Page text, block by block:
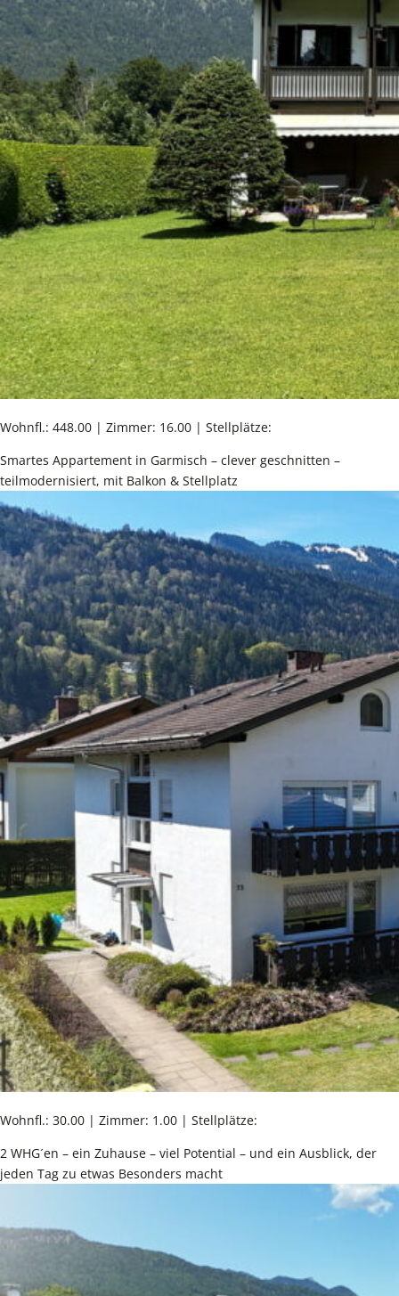
Wohnfl.: 448.00 | Zimmer: 16.00 | Stellplätze:
Smartes Appartement in Garmisch – clever geschnitten –
teilmodernisiert, mit Balkon & Stellplatz
Wohnfl.: 30.00 | Zimmer: 1.00 | Stellplätze:
2 WHG´en – ein Zuhause – viel Potential – und ein Ausblick, der
jeden Tag zu etwas Besonders macht